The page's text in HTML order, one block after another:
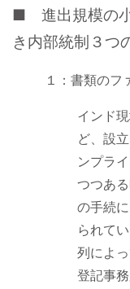
■ 進出規模の小
き内部統制３つ
１：書類のフ
インド
ど、設
ンプラ
つつあ
の手続
られて
列によ
登記事